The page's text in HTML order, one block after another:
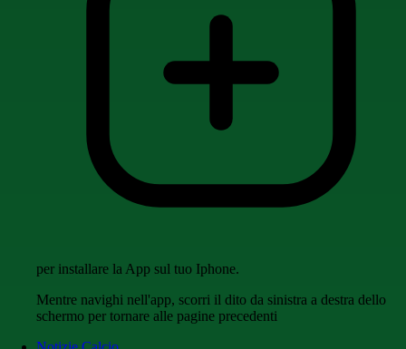
per installare la App sul tuo Iphone.
Mentre navighi nell'app, scorri il dito da sinistra a destra dello
schermo per tornare alle pagine precedenti